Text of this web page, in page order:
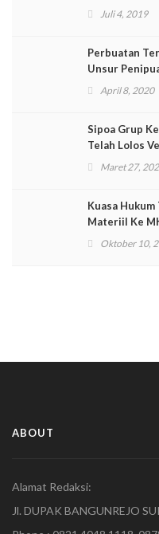
Juli 4, 2019
Perbuatan
Unsur
April 8, 2020
Sipoa Grup
Telah Lolos
Maret 27,
Kuasa
Materiil Ke
Oktober 10,
ABOUT
Alamat Redaksi:
Jl. DUPAK BANGUNREJO